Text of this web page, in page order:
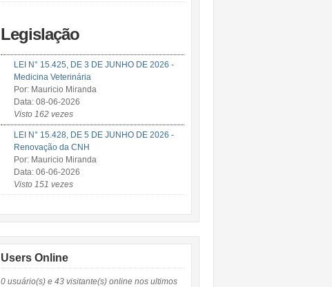
Legislação
LEI N° 15.425, DE 3 DE JUNHO DE 2026 -
Medicina Veterinária
Por: Mauricio Miranda
Data: 08-06-2026
Visto 162 vezes
LEI N° 15.428, DE 5 DE JUNHO DE 2026 -
Renovação da CNH
Por: Mauricio Miranda
Data: 06-06-2026
Visto 151 vezes
Users Online
0 usuário(s) e 43 visitante(s) online nos ultimos